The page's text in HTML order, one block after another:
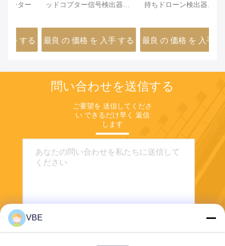
ッドコプター信号検出器
ABS 約 1.5kg
最良 の 価格 を 入手 する
持ちドローン検出器
数
最良 の 価格 を 入手 する
問い合わせを送信する
ご要望を 送信してくださ
い できるだけ早く 返信
します
VBE